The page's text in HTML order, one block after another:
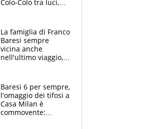
Colo-Colo tra luci,
La famiglia di Franco
Baresi sempre
vicina anche
nell'ultimo viaggio,
circondati
dall'affetto dei tifosi
Baresi 6 per sempre,
l'omaggio dei tifosi a
Casa Milan è
commovente: